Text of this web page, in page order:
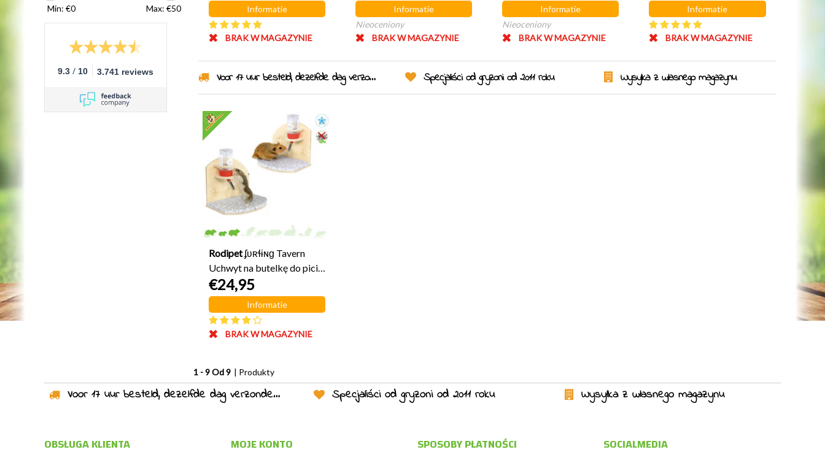
Min: €0 Max: €50
9.3 / 10 3.741 reviews
Informatie
BRAK W MAGAZYNIE
Informatie
Nieoceniony
BRAK W MAGAZYNIE
Informatie
Nieoceniony
BRAK W MAGAZYNIE
Informatie
BRAK W MAGAZYNIE
Voor 17 uur besteld, dezelfde dag verzonden! Specjaliści od gryzoni od 2011 roku Wysyłka z własnego magazynu
Rodipet ʄʋʀɬɨɴɡ Tavern
Uchwyt na butelkę do picia
18 cm
€24,95
Informatie
BRAK W MAGAZYNIE
1 - 9 Od 9 | Produkty
Voor 17 uur besteld, dezelfde dag verzonden! Specjaliści od gryzoni od 2011 roku Wysyłka z własnego magazynu
OBSŁUGA KLIENTA MOJE KONTO SPOSOBY PŁATNOŚCI SOCIALMEDIA